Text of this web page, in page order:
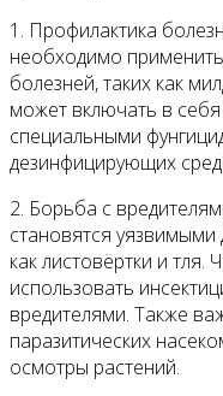
1. Профилактика
необходимо
болезней, таких как
может включать в
специальными
дезинфицирующих
2. Борьба с
становятся уязвимыми
как листовёртки и
использовать
вредителями. Также
паразитических
осмотры растений.